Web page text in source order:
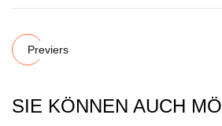
Previers
SIE KÖNNEN AUCH